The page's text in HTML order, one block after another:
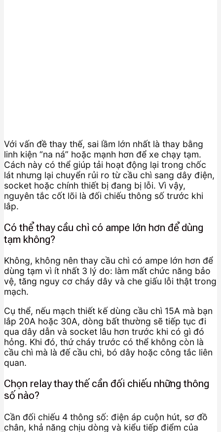
Với vấn đề thay thế, sai lầm lớn nhất là thay bằng
linh kiện “na ná” hoặc mạnh hơn để xe chạy tạm.
Cách này có thể giúp tải hoạt động lại trong chốc
lát nhưng lại chuyển rủi ro từ cầu chì sang dây điện,
socket hoặc chính thiết bị đang bị lỗi. Vì vậy,
nguyên tắc cốt lõi là đối chiếu thông số trước khi
lắp.
Có thể thay cầu chì có ampe lớn hơn để dùng
tạm không?
Không, không nên thay cầu chì có ampe lớn hơn để
dùng tạm vì ít nhất 3 lý do: làm mất chức năng bảo
vệ, tăng nguy cơ cháy dây và che giấu lỗi thật trong
mạch.
Cụ thể, nếu mạch thiết kế dùng cầu chì 15A mà bạn
lắp 20A hoặc 30A, dòng bất thường sẽ tiếp tục đi
qua dây dẫn và socket lâu hơn trước khi có gì đó
hỏng. Khi đó, thứ cháy trước có thể không còn là
cầu chì mà là đế cầu chì, bó dây hoặc công tắc liên
quan.
Chọn relay thay thế cần đối chiếu những thông
số nào?
Cần đối chiếu 4 thông số: điện áp cuộn hút, sơ đồ
chân, khả năng chịu dòng và kiểu tiếp điểm của